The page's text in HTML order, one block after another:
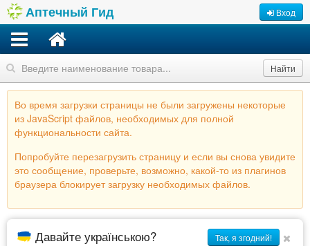
Аптечный Гид Вход
Найти
Во время загрузки страницы не были загружены некоторые
из JavaScript файлов, необходимых для полной
функциональности сайта.
Попробуйте перезагрузить страницу и если вы снова увидите
это сообщение, проверьте, возможно, какой-то из плагинов
браузера блокирует загрузку необходимых файлов.
Давайте українською? Так, я згодний!